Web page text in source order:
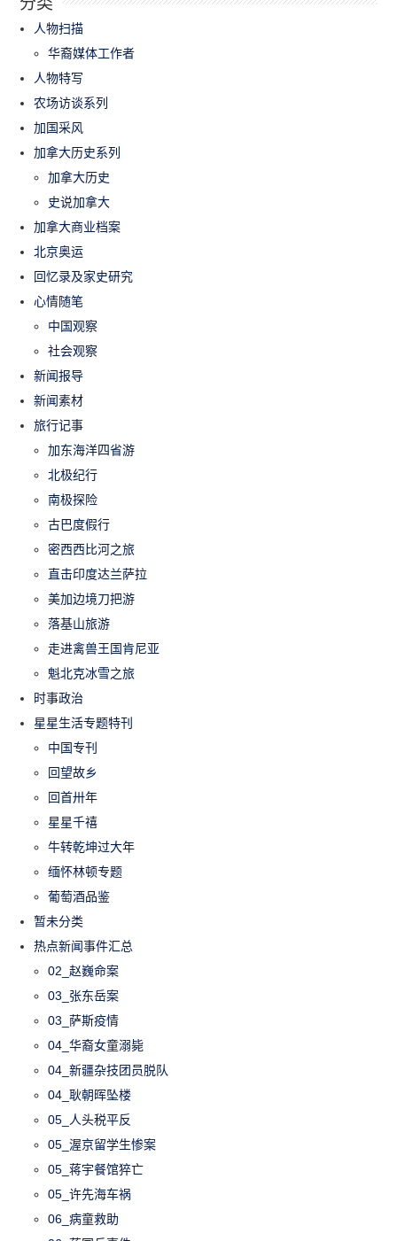
人物扫描
华裔媒体工作者
人物特写
农场访谈系列
加国采风
加拿大历史系列
加拿大历史
史说加拿大
加拿大商业档案
北京奥运
回忆录及家史研究
心情随笔
中国观察
社会观察
新闻报导
新闻素材
旅行记事
加东海洋四省游
北极纪行
南极探险
古巴度假行
密西西比河之旅
直击印度达兰萨拉
美加边境刀把游
落基山旅游
走进禽兽王国肯尼亚
魁北克冰雪之旅
时事政治
星星生活专题特刊
中国专刊
回望故乡
回首卅年
星星千禧
牛转乾坤过大年
缅怀林顿专题
葡萄酒品鉴
暂未分类
热点新闻事件汇总
02_赵巍命案
03_张东岳案
03_萨斯疫情
04_华裔女童溺毙
04_新疆杂技团员脱队
04_耿朝晖坠楼
05_人头税平反
05_渥京留学生惨案
05_蒋宇餐馆猝亡
05_许先海车祸
06_病童救助